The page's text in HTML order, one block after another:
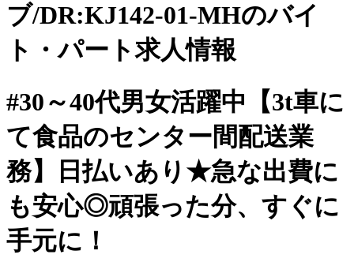
ブ/DR:KJ142-01-MHのバイ
ト・パート求人情報
#30～40代男女活躍中【3t車に
て食品のセンター間配送業
務】日払いあり★急な出費に
も安心◎頑張った分、すぐに
手元に！